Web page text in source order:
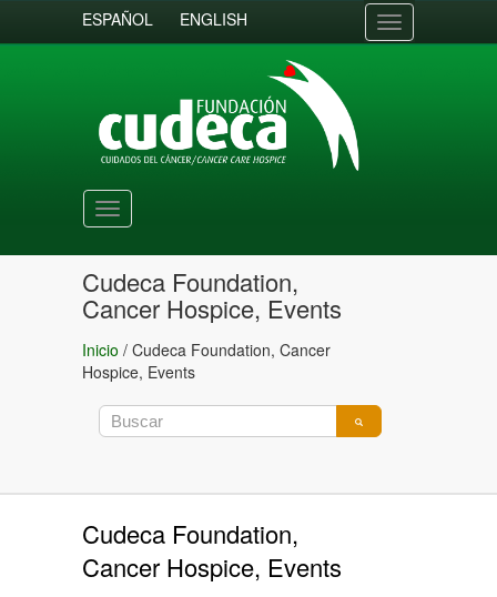
ESPAÑOL ENGLISH
Toggle
navigation
Toggle
navigation
Cudeca Foundation,
Cancer Hospice, Events
Inicio / Cudeca Foundation, Cancer
Hospice, Events
Cudeca Foundation,
Cancer Hospice, Events